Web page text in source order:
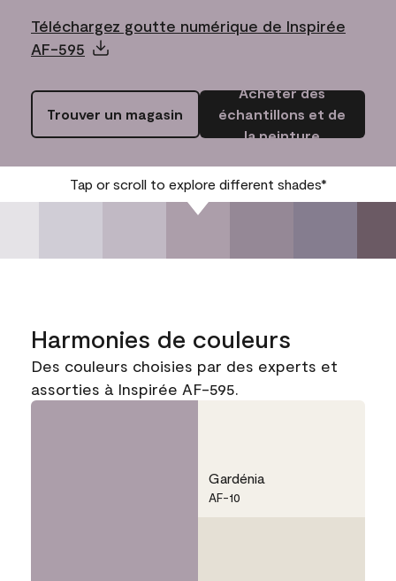
Téléchargez goutte numérique de Inspirée
AF-595
Trouver un magasin
Acheter des
échantillons et de
la peinture
Tap or scroll to explore different shades*
Harmonies de couleurs
Des couleurs choisies par des experts et
assorties à Inspirée AF-595.
Gardénia
AF-10